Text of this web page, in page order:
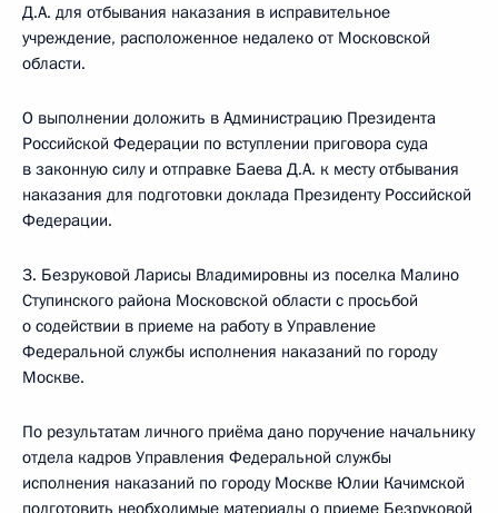
Д.А. для отбывания наказания в исправительное
учреждение, расположенное недалеко от Московской
области.
О выполнении доложить в Администрацию Президента
Российской Федерации по вступлении приговора суда
в законную силу и отправке Баева Д.А. к месту отбывания
наказания для подготовки доклада Президенту Российской
Федерации.
3. Безруковой Ларисы Владимировны из поселка Малино
Ступинского района Московской области с просьбой
о содействии в приеме на работу в Управление
Федеральной службы исполнения наказаний по городу
Москве.
По результатам личного приёма дано поручение начальнику
отдела кадров Управления Федеральной службы
исполнения наказаний по городу Москве Юлии Качимской
подготовить необходимые материалы о приеме Безруковой